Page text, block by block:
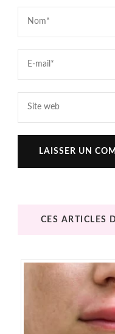
CES ARTICLES